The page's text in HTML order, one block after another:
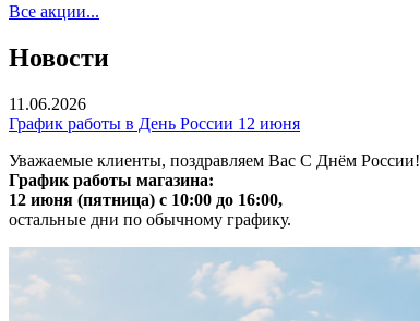
Все акции...
Новости
11.06.2026
График работы в День России 12 июня
Уважаемые клиенты, поздравляем Вас С Днём России!
График работы магазина:
12 июня (пятница) с 10:00 до 16:00,
остальные дни по обычному графику.